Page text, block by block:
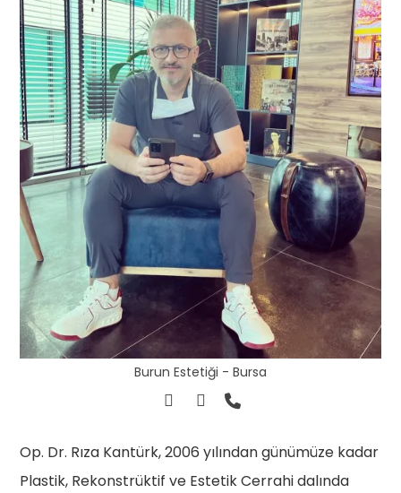
Burun Estetiği - Bursa
Op. Dr. Rıza Kantürk, 2006 yılından günümüze kadar
Plastik, Rekonstrüktif ve Estetik Cerrahi dalında